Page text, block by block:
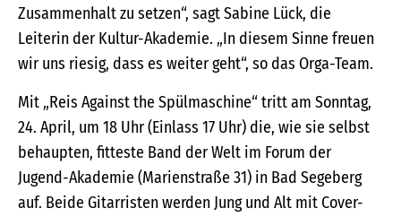
Zusammenhalt zu setzen“, sagt Sabine Lück, die
Leiterin der Kultur-Akademie. „In diesem Sinne freuen
wir uns riesig, dass es weiter geht“, so das Orga-Team.
Mit „Reis Against the Spülmaschine“ tritt am Sonntag,
24. April, um 18 Uhr (Einlass 17 Uhr) die, wie sie selbst
behaupten, fitteste Band der Welt im Forum der
Jugend-Akademie (Marienstraße 31) in Bad Segeberg
auf. Beide Gitarristen werden Jung und Alt mit Cover-